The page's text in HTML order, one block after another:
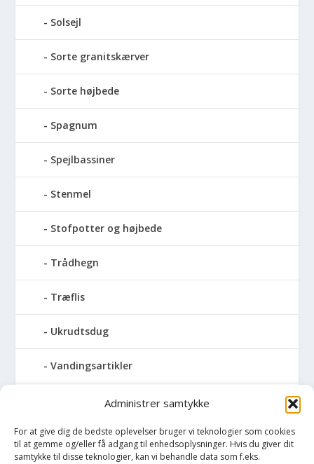
Administrer samtykke
For at give dig de bedste oplevelser bruger vi teknologier som cookies
til at gemme og/eller få adgang til enhedsoplysninger. Hvis du giver dit
samtykke til disse teknologier, kan vi behandle data som f.eks.
Solsejl
Sorte granitskærver
Sorte højbede
Spagnum
Spejlbassiner
Stenmel
Stofpotter og højbede
Trådhegn
Træflis
Ukrudtsdug
Vandingsartikler
Vandslanger
Vildthegn